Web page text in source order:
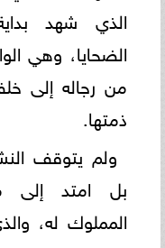
الذي شهد
الضحايا، وهي
من رجاله إلى
ذمتها.
ولم يتوقف
بل امتد إلى
المملوك له،